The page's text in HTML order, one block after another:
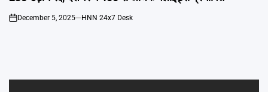
on
December 5, 2025 HNN 24x7 Desk